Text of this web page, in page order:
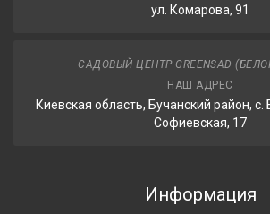
ул. Комарова, 91
САДОВЫЙ ЦЕНТР GREENSAD
НАШ АДРЕС
Киевская область, Бучанский район, с.
Софиевская, 17
Информация